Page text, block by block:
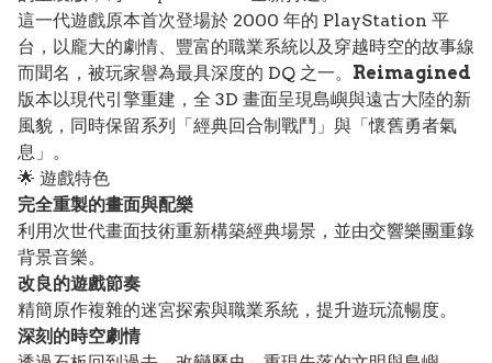
這一代遊戲原本首次登場於 2000 年的 PlayStation 平
台，以龐大的劇情、豐富的職業系統以及穿越時空的故事線
而聞名，被玩家譽為最具深度的 DQ 之一。 Reimagined
版本以現代引擎重建，全 3D 畫面呈現島嶼與遠古大陸的新
風貌，同時保留系列「經典回合制戰鬥」與「懷舊勇者氣
息」。
🌟 遊戲特色
完全重製的畫面與配樂
利用次世代畫面技術重新構築經典場景，並由交響樂團重錄
背景音樂。
改良的遊戲節奏
精簡原作複雜的迷宮探索與職業系統，提升遊玩流暢度。
深刻的時空劇情